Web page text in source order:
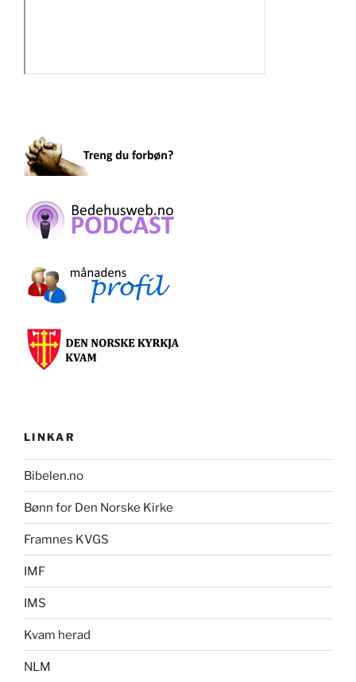
LINKAR
Bibelen.no
Bønn for Den Norske Kirke
Framnes KVGS
IMF
IMS
Kvam herad
NLM